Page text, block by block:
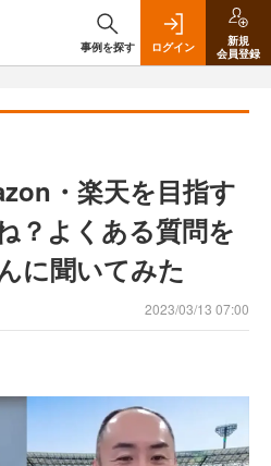
事例を探す ログイン
新規
会員登録
・楽天を目指す
？よくある質問を
に聞いてみた
2023/03/13 07:00